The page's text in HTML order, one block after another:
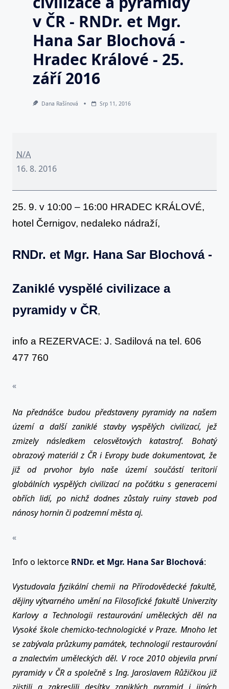
v ČR - RNDr. et Mgr.
Hana Sar Blochová -
Hradec Králové - 25.
září 2016
Dana Rašínová Srp 11, 2016
vyspělé
civilizace
v
ČR
RNDr.
Mgr.
Sar
-
Hradec
-
září
2016
N/A
16. 8. 2016
25. 9. v 10:00 – 16:00 HRADEC KRÁLOVÉ,
hotel Černigov, nedaleko nádraží,
RNDr. et Mgr. Hana Sar Blochová -
Zaniklé vyspělé civilizace a
pyramidy v ČR,
info a REZERVACE: J. Sadilová na tel. 606
477 760
«
Na přednášce budou představeny pyramidy na našem
území a další zaniklé stavby vyspělých civilizací, jež
zmizely následkem celosvětových katastrof. Bohatý
obrazový materiál z ČR i Evropy bude dokumentovat, že
již od prvohor bylo naše území součástí teritorií
globálních vyspělých civilizací na počátku s generacemi
obřích lidí, po nichž dodnes zůstaly ruiny staveb pod
nánosy hornin či podzemní města aj.
«
Info o lektorce RNDr. et Mgr. Hana Sar Blochová:
Vystudovala fyzikální chemii na Přírodovědecké fakultě,
dějiny výtvarného umění na Filosofické fakultě Univerzity
Karlovy a Technologii restaurování uměleckých děl na
Vysoké škole chemicko-technologické v Praze. Mnoho let
se zabývala průzkumy památek, technologií restaurování
a znalectvím uměleckých děl. V roce 2010 objevila první
pyramidy v ČR a společně s Ing. Jaroslavem Růžičkou již